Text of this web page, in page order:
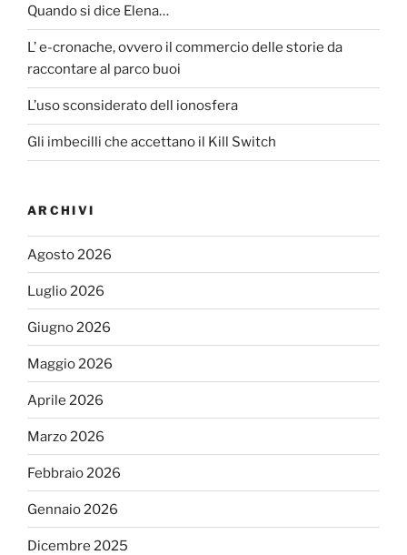
Quando si dice Elena…
L’ e-cronache, ovvero il commercio delle storie da
raccontare al parco buoi
L’uso sconsiderato dell ionosfera
Gli imbecilli che accettano il Kill Switch
ARCHIVI
Agosto 2026
Luglio 2026
Giugno 2026
Maggio 2026
Aprile 2026
Marzo 2026
Febbraio 2026
Gennaio 2026
Dicembre 2025